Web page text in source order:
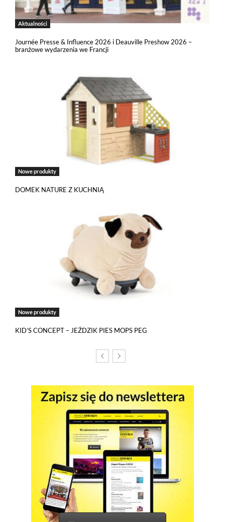
Aktualności
Journée Presse & Influence 2026 i Deauville Preshow 2026 –
branżowe wydarzenia we Francji
Nowe produkty
DOMEK NATURE Z KUCHNIĄ
Nowe produkty
KID’S CONCEPT – JEŹDZIK PIES MOPS PEG
Jeżeli tutaj zaglądasz, to znak, że cenisz swoją prywatność.
Wychodząc naprzeciw Twoim oczekiwaniom, na tej stronie został
wdrożony mechanizm, który pozwala Ci kontrolować
wykorzystywanie plików cookies oraz innych technologii
Pliki cookies własne wykorzystywane są na tej stronie w celu
zapewnienia prawidłowego działania poszczególnych funkcji
strony a pliki cookies podmiotów trzecich w celu korzystania
z narzędzi zewnętrznych na zasadach opisanych szczegółowo
polityce prywatności
Jeżeli chcesz zaakceptować wszystkie stosowane przez tutaj pliki
cookies, kliknij w poniższy przycisk.
Te pliki cookies pozostają zawsze aktywne i nie masz
na stronie oraz mechanizm logowania do konta użytkownika
i utrzymywania sesji po zalogowaniu. Ponadto, w plikach
cookies własnych zapisywana jest informacja o dokonanych
przez Ciebie ustawieniach plików cookies.
Narzędzia Google
Korzystamy z Google Analytics, czyli narzędzia
pozwalającego na gromadzenie, przeglądanie i analizę
statystyk związanych z aktywnością użytkowników na naszej
stronie. Kod śledzący Google Analytics gromadzi informacje
na temat Twojej aktywności na naszej stronie, które mogą być
przez Google wykorzystywane przy budowaniu Twojego
profilu użytkownika. Ponadto, informacje z Google Analytics